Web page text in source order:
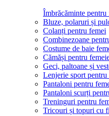
Îmbrăcăminte pentru
Bluze, polaruri și
Colanți pentru femei
Combinezoane
Costume de baie
Cămăși pentru
Geci, paltoane și
Lenjerie sport pentru
Pantaloni pentru
Pantaloni scurți
Treninguri pentru
Tricouri și topuri cu